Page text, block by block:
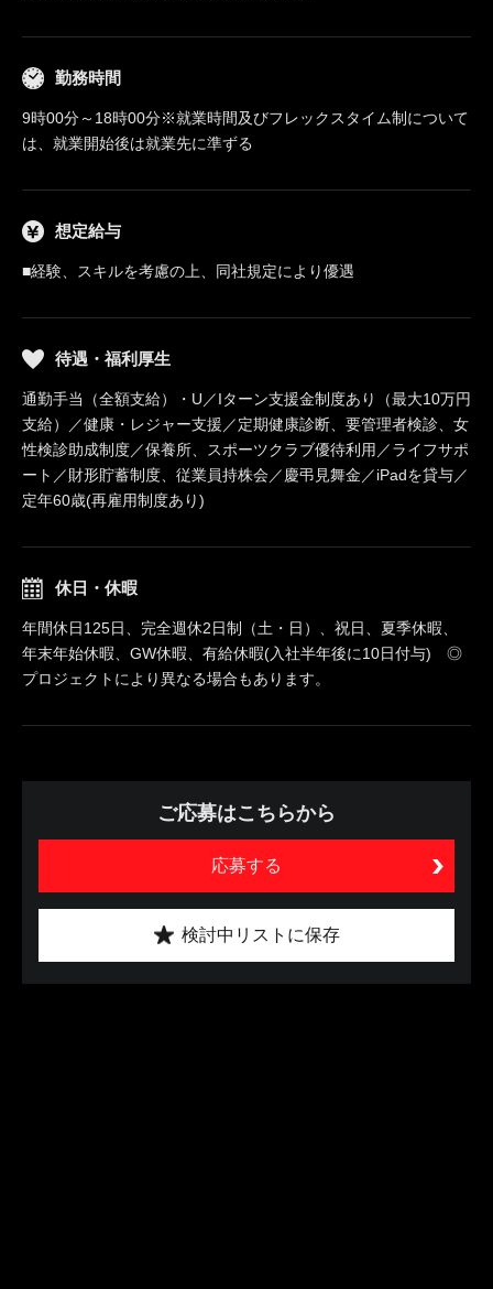
勤務時間
9時00分～18時00分※就業時間及びフレックスタイム制について
は、就業開始後は就業先に準ずる
想定給与
■経験、スキルを考慮の上、同社規定により優遇
待遇・福利厚生
通勤手当（全額支給）・U／Iターン支援金制度あり（最大10万円
支給）／健康・レジャー支援／定期健康診断、要管理者検診、女
性検診助成制度／保養所、スポーツクラブ優待利用／ライフサポ
ート／財形貯蓄制度、従業員持株会／慶弔見舞金／iPadを貸与／
定年60歳(再雇用制度あり)
休日・休暇
年間休日125日、完全週休2日制（土・日）、祝日、夏季休暇、
年末年始休暇、GW休暇、有給休暇(入社半年後に10日付与) ◎
プロジェクトにより異なる場合もあります。
ご応募はこちらから
応募する
検討中リストに保存